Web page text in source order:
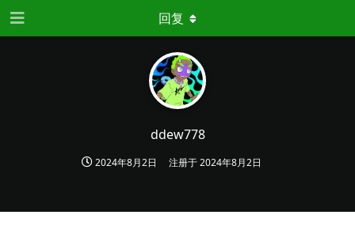
ddew778
2024年8月2日 注册于2024年8月2日
回复